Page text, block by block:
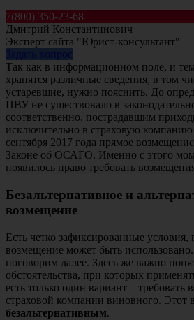
7(800) 350-23-68
Дмитрий Константинович
Эксперт сайта "Юрист-консультант"
Так как в информационном поле, и
хранятся различные сведения, в том
устаревшие, нужно пояснить. До
ПВУ не существовало в
соответственно, пострадавшим
исключительно в страховую
сентября 2017 года прямое
Законе об ОСАГО. Именно с этого
появилось право требовать
Безальтернативное и
возмещение
Есть четко зафиксированные
возмещение может быть
поговорим далее. Здесь же важно
обстоятельства, при которых
есть только один вариант – требовать
страховой компании виновного. Этот
безальтернативным.